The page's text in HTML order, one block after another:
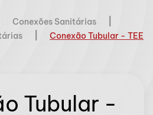
Conexões Sanitárias
Conexão Tubular - TEE
Tubular -